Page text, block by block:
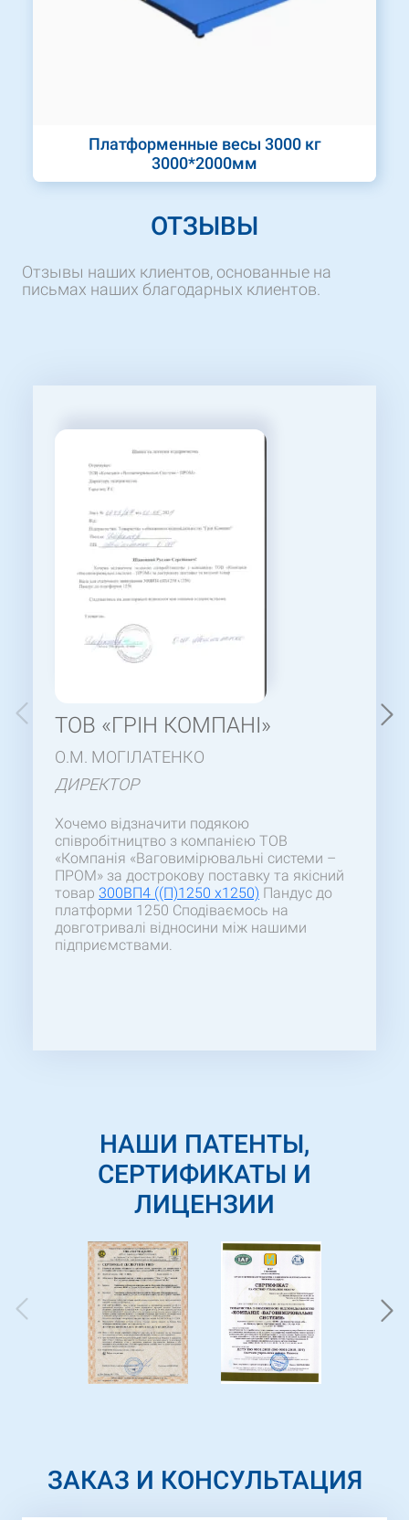
Платформенные весы 3000 кг
3000*2000мм
ОТЗЫВЫ
Отзывы наших клиентов, основанные на
письмах наших благодарных клиентов.
ТОВ «ГРІН КОМПАНІ»
О.М. МОГІЛАТЕНКО
ДИРЕКТОР
Хочемо відзначити подякою
співробітництво з компанією ТОВ
«Компанія «Ваговимірювальні системи –
ПРОМ» за дострокову поставку та якісний
товар 300ВП4 ((П)1250 x1250) Пандус до
платформи 1250 Сподіваємось на
довготривалі відносини між нашими
підприємствами.
НАШИ ПАТЕНТЫ,
СЕРТИФИКАТЫ И
ЛИЦЕНЗИИ
ЗАКАЗ И КОНСУЛЬТАЦИЯ